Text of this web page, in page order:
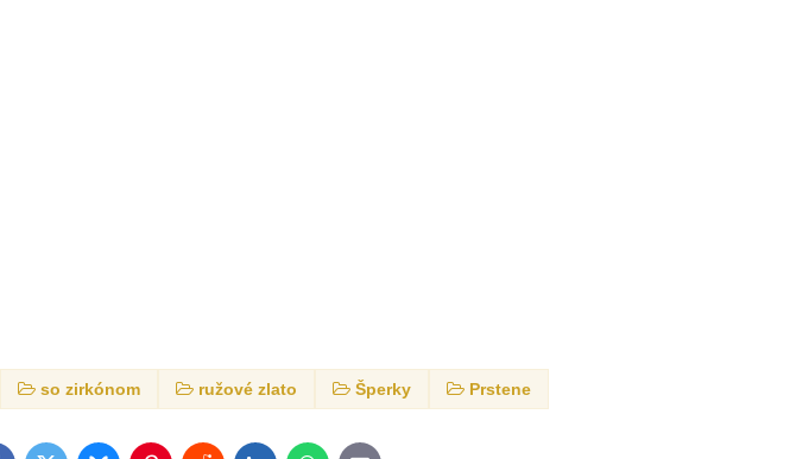
so zirkónom ružové zlato Šperky Prstene